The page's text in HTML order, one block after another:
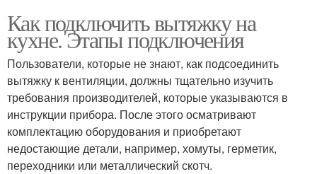
Как подключить вытяжку на
кухне. Этапы подключения
Пользователи, которые не знают, как подсоединить
вытяжку к вентиляции, должны тщательно изучить
требования производителей, которые указываются в
инструкции прибора. После этого осматривают
комплектацию оборудования и приобретают
недостающие детали, например, хомуты, герметик,
переходники или металлический скотч.